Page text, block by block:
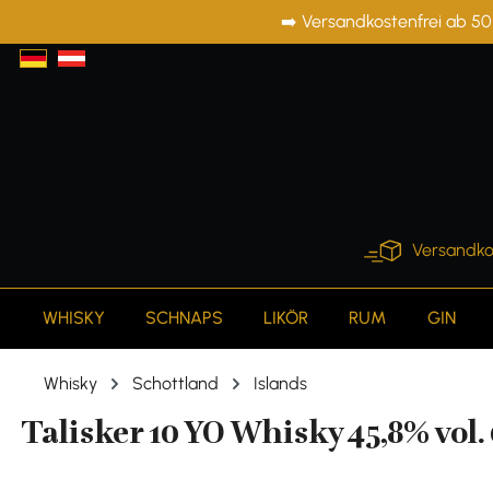
Zur Hauptnavigation springen➡️ Versandkostenfrei ab
WHISKY SCHNAPS LIKÖR RUM GIN
Whisky Schottland Islands
Talisker 10 YO Whisky 45,8%